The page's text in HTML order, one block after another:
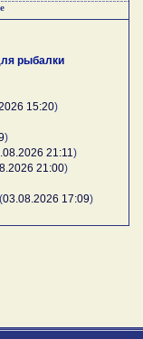
рыбалки
15:20)
)
21:11)
21:00)
(03.08.2026 17:09)